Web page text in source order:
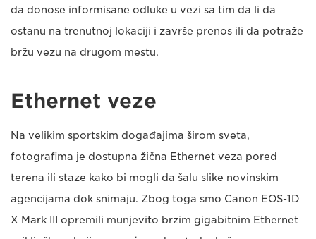
da donose informisane odluke u vezi sa tim da li da
ostanu na trenutnoj lokaciji i završe prenos ili da potraže
bržu vezu na drugom mestu.
Ethernet veze
Na velikim sportskim događajima širom sveta,
fotografima je dostupna žična Ethernet veza pored
terena ili staze kako bi mogli da šalu slike novinskim
agencijama dok snimaju. Zbog toga smo Canon EOS-1D
X Mark III opremili munjevito brzim gigabitnim Ethernet